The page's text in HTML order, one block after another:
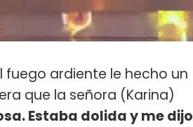
fuego ardiente le hecho un
que la señora (Karina)
Estaba dolida y me dijo